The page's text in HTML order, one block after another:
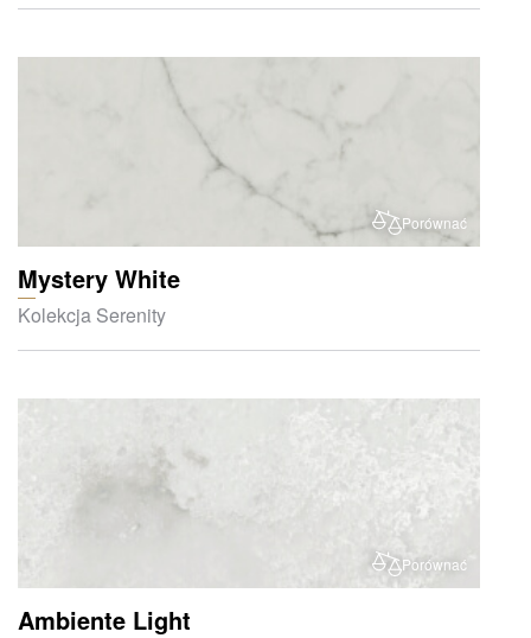
Porównać
Mystery White
Kolekcja Serenity
Porównać
Ambiente Light